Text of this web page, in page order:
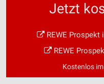
Jetzt
REWE Prospekt
REWE
Kostenlos